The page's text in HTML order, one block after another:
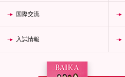
国際交流
入試情報